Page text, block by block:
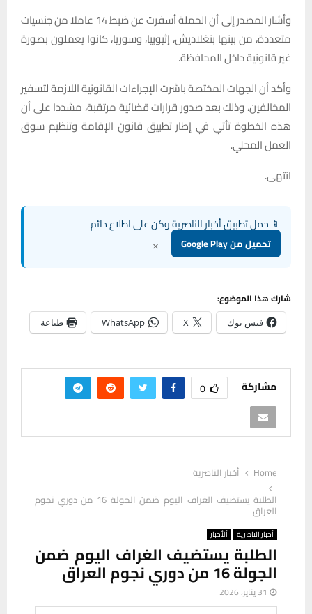
وأشار المصدر إلى أن الحملة أسفرت عن ضبط 14 عاملا من جنسيات
متعددة، من بينها بنغلاديش، إثيوبيا، وسوريا، كانوا يعملون بصورة
غير قانونية داخل المحافظة.
وأكد أن الجهات المختصة باشرت الإجراءات القانونية اللازمة لتسفير
المخالفين، وذلك بعد صدور قرارات قضائية مرتقبة، مشددا على أن
هذه الخطوة تأتي في إطار تطبيق قانون الإقامة وتنظيم سوق
العمل المحلي.
انتهى.
📱 حمل تطبيق أخبار الناصرية وكن على اطلاع دائم
تحميل من Google Play ×
شارك هذا الموضوع:
فيس بوك X
WhatsApp طباعة
مشاركة 0
Home
أخبار الناصرية
الطلبة يستضيف الغراف اليوم ضمن الجولة 16 من دوري نجوم
العراق
أخبار الناصرية ألأخبار
الطلبة يستضيف الغراف اليوم ضمن
الجولة 16 من دوري نجوم العراق
31 يناير، 2026